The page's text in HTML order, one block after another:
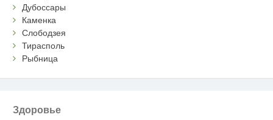
Дубоссары
Каменка
Слободзея
Тирасполь
Рыбница
Здоровье